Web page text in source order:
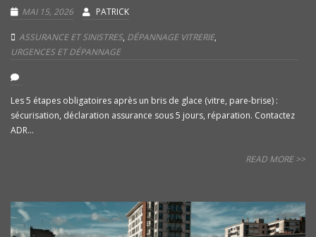
MAI 15, 2026 PATRICK
ASSURANCE ET SINISTRES, DÉPANNAGE VITRERIE,
URGENCES ET DÉPANNAGE
Les 5 étapes obligatoires après un bris de glace (vitre, pare-brise) :
sécurisation, déclaration assurance sous 5 jours, réparation. Contactez
ADR...
READ MORE >>